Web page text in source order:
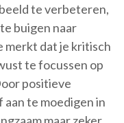
te verbeteren,
buigen naar
merkt dat je kritisch
te focussen op
positieve
te moedigen in